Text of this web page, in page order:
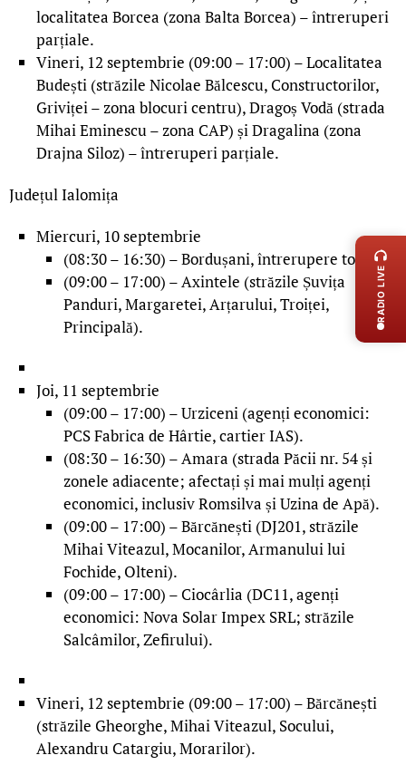
localitatea Borcea (zona Balta Borcea) – întreruperi
parțiale.
Vineri, 12 septembrie (09:00 – 17:00) – Localitatea
Budești (străzile Nicolae Bălcescu, Constructorilor,
Griviței – zona blocuri centru), Dragoș Vodă (strada
Mihai Eminescu – zona CAP) și Dragalina (zona
Drajna Siloz) – întreruperi parțiale.
Județul Ialomița
Miercuri, 10 septembrie
(08:30 – 16:30) – Bordușani, întrerupere totală.
(09:00 – 17:00) – Axintele (străzile Șuvița
Panduri, Margaretei, Arțarului, Troiței,
Principală).
Joi, 11 septembrie
(09:00 – 17:00) – Urziceni (agenți economici:
PCS Fabrica de Hârtie, cartier IAS).
(08:30 – 16:30) – Amara (strada Păcii nr. 54 și
zonele adiacente; afectați și mai mulți agenți
economici, inclusiv Romsilva și Uzina de Apă).
(09:00 – 17:00) – Bărcănești (DJ201, străzile
Mihai Viteazul, Mocanilor, Armanului lui
Fochide, Olteni).
(09:00 – 17:00) – Ciocârlia (DC11, agenți
economici: Nova Solar Impex SRL; străzile
Salcâmilor, Zefirului).
Vineri, 12 septembrie (09:00 – 17:00) – Bărcănești
(străzile Gheorghe, Mihai Viteazul, Socului,
Alexandru Catargiu, Morarilor).
RADIO LIVE